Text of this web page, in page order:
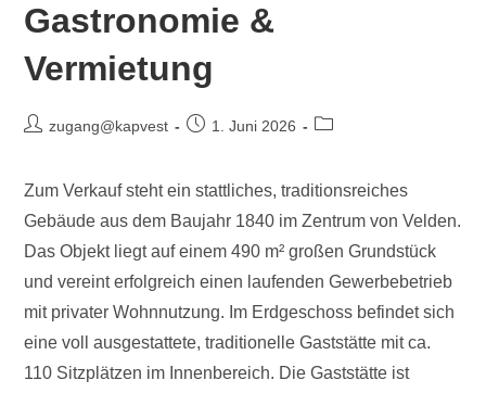
Gastronomie &
Vermietung
zugang@kapvest 1. Juni 2026
Zum Verkauf steht ein stattliches, traditionsreiches
Gebäude aus dem Baujahr 1840 im Zentrum von Velden.
Das Objekt liegt auf einem 490 m² großen Grundstück
und vereint erfolgreich einen laufenden Gewerbebetrieb
mit privater Wohnnutzung. Im Erdgeschoss befindet sich
eine voll ausgestattete, traditionelle Gaststätte mit ca.
110 Sitzplätzen im Innenbereich. Die Gaststätte ist